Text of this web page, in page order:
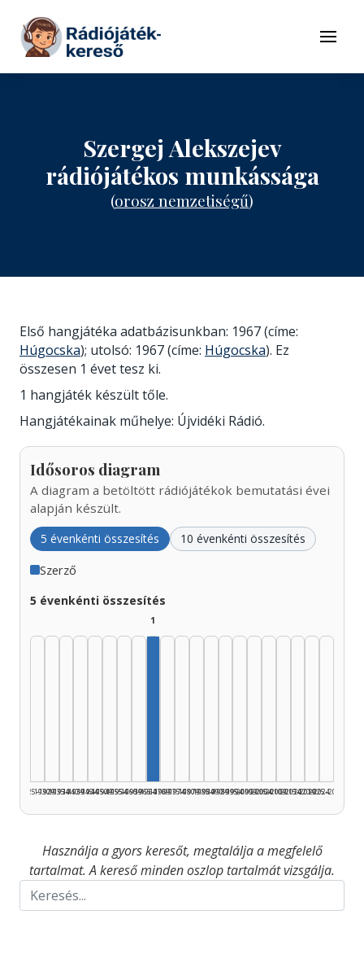
Tovább a tartalomhoz
Menü
Szergej Alekszejev
rádiójátékos munkássága
(orosz nemzetiségű)
Első hangjátéka adatbázisunkban: 1967 (címe:
Húgocska); utolsó: 1967 (címe: Húgocska). Ez
összesen 1 évet tesz ki.
1 hangjáték készült tőle.
Hangjátékainak műhelye: Újvidéki Rádió.
Idősoros diagram
A diagram a betöltött rádiójátékok bemutatási évei
alapján készült.
5 évenkénti összesítés 10 évenkénti összesítés
Szerző
5 évenkénti összesítés
1925–1929
1930–1934
1935–1939
1940–1944
1945–1949
1950–1954
1955–1959
1960–1964
1
1965–1969
1970–1974
1975–1979
1980–1984
1985–1989
1990–1994
1995–1999
2000–2004
2005–2009
2010–2014
2015–2019
2020–2024
2025–2026
Használja a gyors keresőt, megtalálja a megfelelő
tartalmat. A kereső minden oszlop tartalmát vizsgálja.